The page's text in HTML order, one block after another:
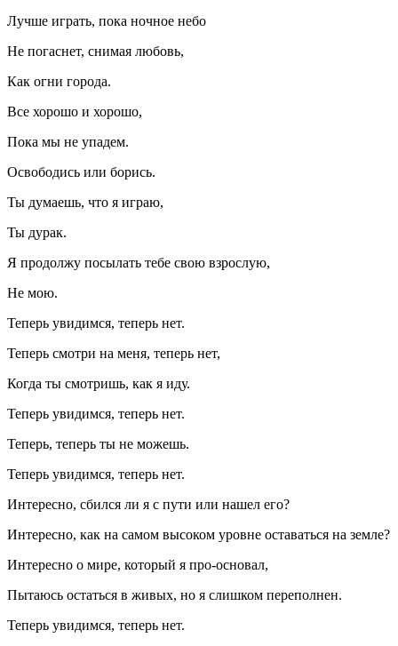
Лучше играть, пока ночное небо
Не погаснет, снимая любовь,
Как огни города.
Все хорошо и хорошо,
Пока мы не упадем.
Освободись или борись.
Ты думаешь, что я играю,
Ты дурак.
Я продолжу посылать тебе свою взрослую,
Не мою.
Теперь увидимся, теперь нет.
Теперь смотри на меня, теперь нет,
Когда ты смотришь, как я иду.
Теперь увидимся, теперь нет.
Теперь, теперь ты не можешь.
Теперь увидимся, теперь нет.
Интересно, сбился ли я с пути или нашел его?
Интересно, как на самом высоком уровне оставаться на земле?
Интересно о мире, который я про-основал,
Пытаюсь остаться в живых, но я слишком переполнен.
Теперь увидимся, теперь нет.